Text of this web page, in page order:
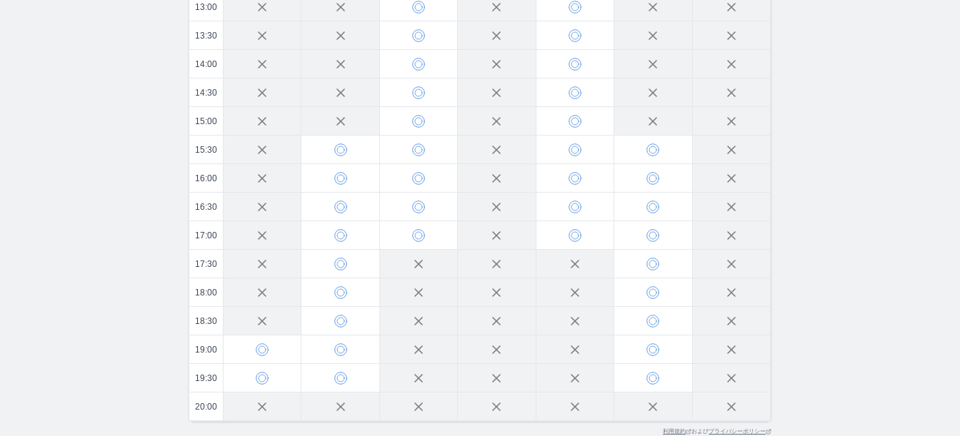
13:00
13:30
14:00
14:30
15:00
15:30
16:00
16:30
17:00
17:30
18:00
18:30
19:00
19:30
20:00
利用規約 およびプライバシーポリシー